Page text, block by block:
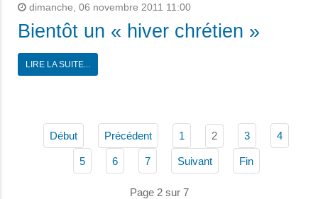
dimanche, 06 novembre 2011 11:00
Bientôt un « hiver chrétien »
LIRE LA SUITE...
Début Précédent 1 2 3 4
5 6 7 Suivant Fin
Page 2 sur 7